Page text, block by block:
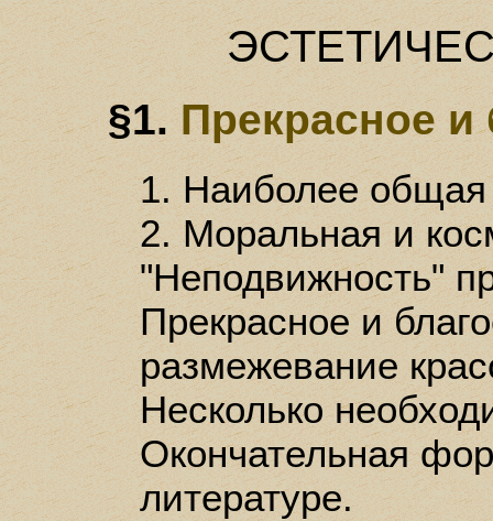
§1.Прекрасное и
1. Наиболее общая
2. Моральная и
"Неподвижность"
Прекрасное и
размежевание
Несколько
Окончательная
литературе.